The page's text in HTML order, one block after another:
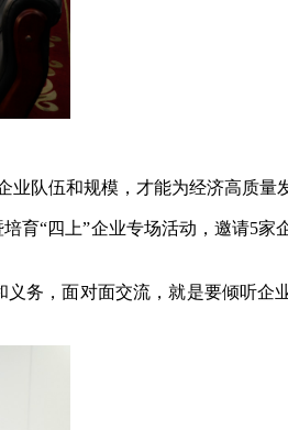
队伍和规模，才能为经济高质量
育“四上”企业专场活动，邀请5家
务，面对面交流，就是要倾听企